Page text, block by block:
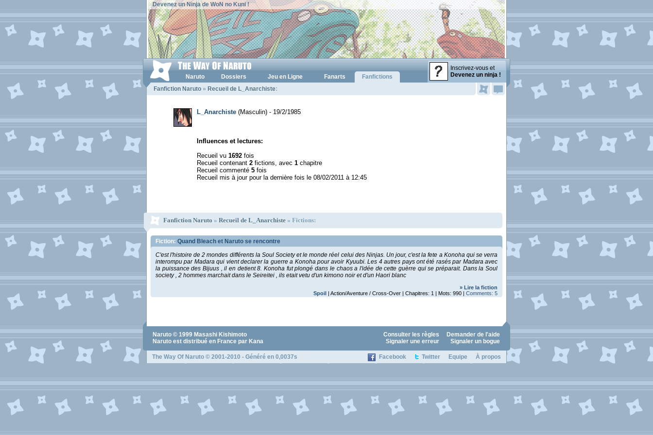
Devenez un Ninja de WoN no Kuni !
Inscrivez-vous et
Devenez un ninja !
Naruto Dossiers Jeu en Ligne Fanarts
Fanfictions
Fanfiction Naruto » Recueil de L_Anarchiste:
L_Anarchiste (Masculin) - 19/2/1985
Influences et lectures:
Recueil vu 1692 fois
Recueil contenant 2 fictions, avec 1 chapitre
Recueil commenté 5 fois
Recueil mis à jour pour la dernière fois le 08/02/2011 à 12:45
Fanfiction Naruto » Recueil de L_Anarchiste » Fictions:
Fiction: Quand Bleach et Naruto se rencontre
C'est l'histoire de 2 mondes différents la Soul Society et le monde réel celui des Ninjas. Un jour, c'est la fete a Konoha qui se verra
interompu par Madara qui vient declarer la guerre a Konoha pour avoir Kyuubi. Les 4 autres pays ont été rasés par Madara avec
la puissance des Bijuus , il en detient 8. Konoha fut plongé dans le chaos a l'idée de cette guèrre qui se préparait. Dans la Soul
society , 2 hommes marchait dans le Seireitei , ils etait vetu d'un kimono noir et d'un Haori blanc
» Lire la fiction
Spoil | Action/Aventure / Cross-Over | Chapitres: 1 | Mots: 990 | Comments: 5
Naruto © 1999 Masashi Kishimoto
Naruto est distribué en France par Kana
Demander de l'aide
Consulter les règles
Signaler un bogue
Signaler une erreur
Facebook Twitter Equipe À propos
The Way Of Naruto © 2001-2010 - Généré en 0,0037s